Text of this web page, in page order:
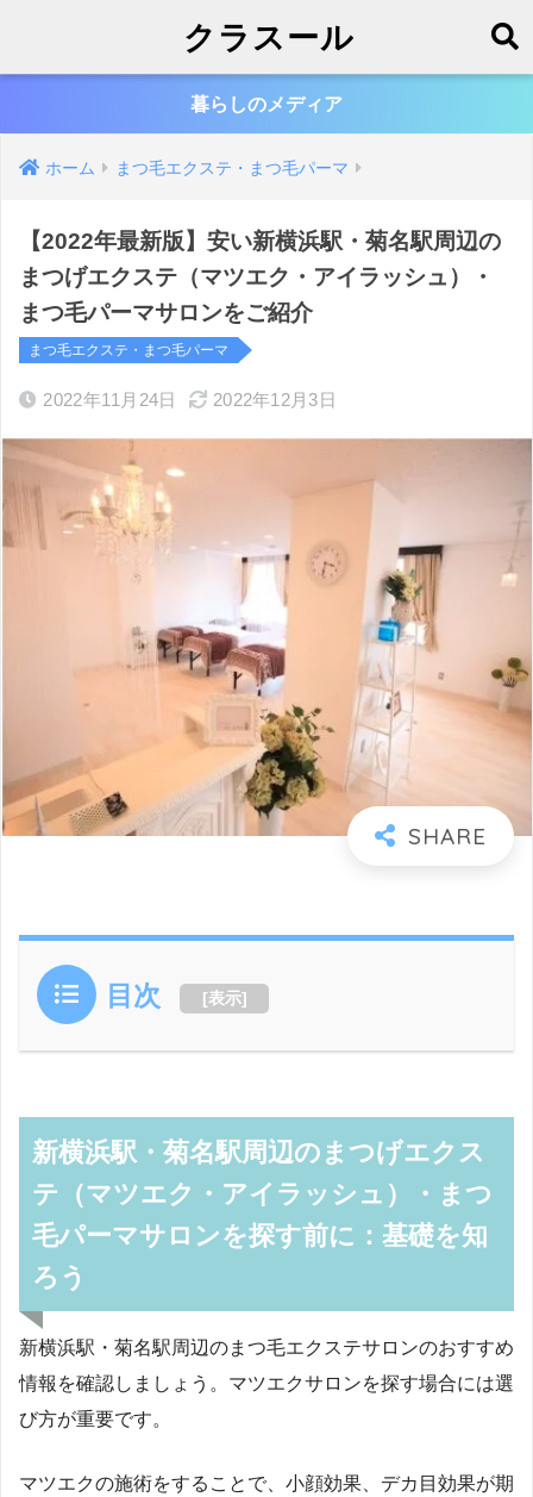
クラスール
暮らしのメディア
ホーム まつ毛エクステ・まつ毛パーマ
【2022年最新版】安い新横浜駅・菊名駅周辺の
まつげエクステ（マツエク・アイラッシュ）・
まつ毛パーマサロンをご紹介
まつ毛エクステ・まつ毛パーマ
2022年11月24日 2022年12月3日
目次 [表示]
新横浜駅・菊名駅周辺のまつげエクス
テ（マツエク・アイラッシュ）・まつ
毛パーマサロンを探す前に：基礎を知
ろう
新横浜駅・菊名駅周辺のまつ毛エクステサロンのおすすめ
情報を確認しましょう。マツエクサロンを探す場合には選
び方が重要です。
マツエクの施術をすることで、小顔効果、デカ目効果が期